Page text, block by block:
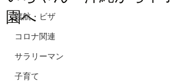
渡航・ビザ
コロナ関連
サラリーマン
子育て
園へ